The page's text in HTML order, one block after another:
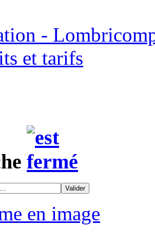
-
et tarifs
en image